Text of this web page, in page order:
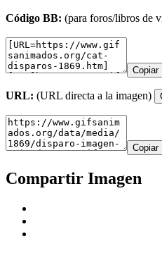
Código BB: (para foros/libros de
Copiar
URL: (URL directa a la imagen)
Copiar
Compartir Imagen